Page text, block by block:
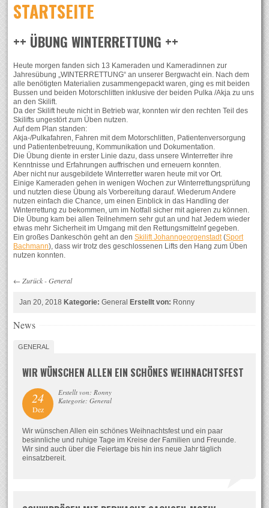
STARTSEITE
++ ÜBUNG WINTERRETTUNG ++
Heute morgen fanden sich 13 Kameraden und Kameradinnen zur
Jahresübung „WINTERRETTUNG“ an unserer Bergwacht ein. Nach dem
alle benötigten Materialien zusammengepackt waren, ging es mit beiden
Bussen und beiden Motorschlitten inklusive der beiden Pulka /Akja zu uns
an den Skilift.
Da der Skilift heute nicht in Betrieb war, konnten wir den rechten Teil des
Skilifts ungestört zum Üben nutzen.
Auf dem Plan standen:
Akja-/Pulkafahren, Fahren mit dem Motorschlitten, Patientenversorgung
und Patientenbetreuung, Kommunikation und Dokumentation.
Die Übung diente in erster Linie dazu, dass unsere Winterretter ihre
Kenntnisse und Erfahrungen auffrischen und erneuern konnten.
Aber nicht nur ausgebildete Winterretter waren heute mit vor Ort.
Einige Kameraden gehen in wenigen Wochen zur Winterrettungsprüfung
und nutzten diese Übung als Vorbereitung darauf. Wiederum Andere
nutzen einfach die Chance, um einen Einblick in das Handling der
Winterrettung zu bekommen, um im Notfall sicher mit agieren zu können.
Die Übung kam bei allen Teilnehmern sehr gut an und hat Jedem wieder
etwas mehr Sicherheit im Umgang mit den Rettungsmittelnf gegeben.
Ein großes Dankeschön geht an denSkilift Johanngeorgenstadt (Sport
Bachmann), dass wir trotz des geschlossenen Lifts den Hang zum Üben
nutzen konnten.
← Zurück-General
Jan 20, 2018Kategorie: GeneralErstellt von: Ronny
News
GENERAL
WIR WÜNSCHEN ALLEN EIN SCHÖNES WEIHNACHTSFEST
24
Dez
Erstellt von: Ronny
Kategorie: General
Wir wünschen Allen ein schönes Weihnachtsfest und ein paar
besinnliche und ruhige Tage im Kreise der Familien und Freunde.
Wir sind auch über die Feiertage bis hin ins neue Jahr täglich
einsatzbereit.